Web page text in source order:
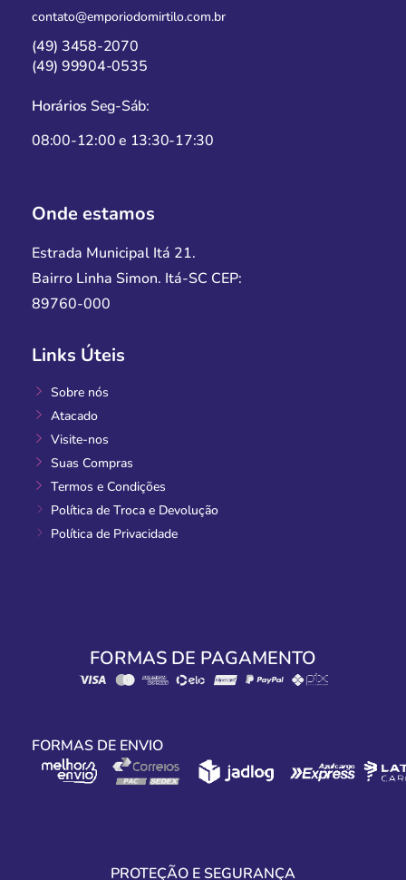
contato@emporiodomirtilo.com.br
(49) 3458-2070
(49) 99904-0535
Horários Seg-Sáb:
08:00-12:00 e 13:30-17:30
Onde estamos
Estrada Municipal Itá 21.
Bairro Linha Simon. Itá-SC CEP:
89760-000
Links Úteis
Sobre nós
Atacado
Visite-nos
Suas Compras
Termos e Condições
Política de Troca e Devolução
Política de Privacidade
FORMAS DE PAGAMENTO
FORMAS DE ENVIO
PROTEÇÃO E SEGURANÇA